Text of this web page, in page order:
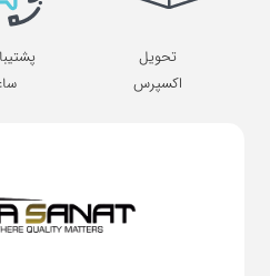
تحویل
اکسپرس